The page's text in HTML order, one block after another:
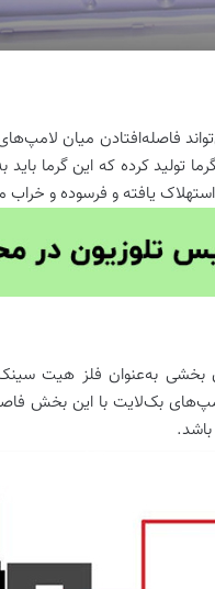
فاصله‌افتادن میان
تولید کرده که این گرما
یافته و فرسوده و خراب
به‌عنوان فلز هیت
بک‌لایت با این بخش فاصله